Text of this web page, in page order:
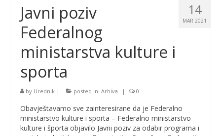
14
MAR 2021
Javni poziv
Federalnog
ministarstva kulture i
sporta
by Urednik | posted in: Arhiva | 0
Obavještavamo sve zainteresirane da je Federalno
ministarstvo kulture i sporta – Federalno ministarstvo
kulture i športa objavilo Javni poziv za odabir programa i